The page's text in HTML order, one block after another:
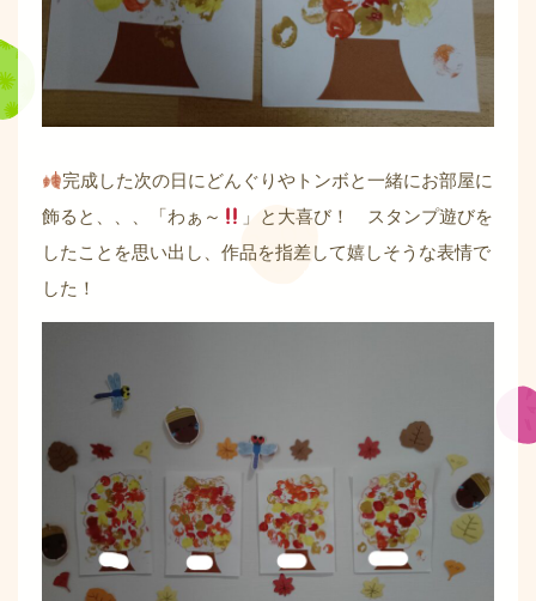
完成した次の日にどんぐりやトンボと一緒にお部屋に
飾ると、、、「わぁ～
」と大喜び！ スタンプ遊びを
したことを思い出し、作品を指差して嬉しそうな表情で
した！